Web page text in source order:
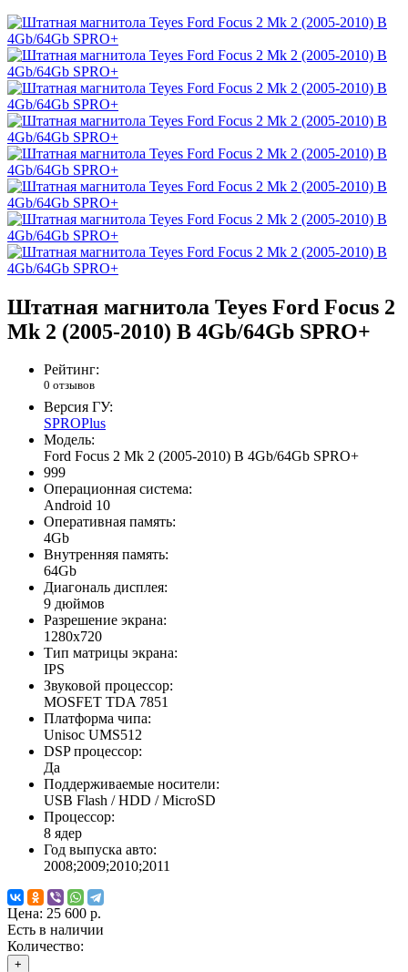
Штатная магнитола Teyes Ford Focus 2
Mk 2 (2005-2010) B 4Gb/64Gb SPRO+
Рейтинг:
0 отзывов
Версия ГУ:
SPROPlus
Модель:
Ford Focus 2 Mk 2 (2005-2010) B 4Gb/64Gb SPRO+
999
Операционная система:
Android 10
Оперативная память:
4Gb
Внутренняя память:
64Gb
Диагональ дисплея:
9 дюймов
Разрешение экрана:
1280x720
Тип матрицы экрана:
IPS
Звуковой процессор:
MOSFET TDA 7851
Платформа чипа:
Unisoc UMS512
DSP процессор:
Да
Поддерживаемые носители:
USB Flash / HDD / MicroSD
Процессор:
8 ядер
Год выпуска авто:
2008;2009;2010;2011
Цена: 25 600 р.
Есть в наличии
Количество:
+